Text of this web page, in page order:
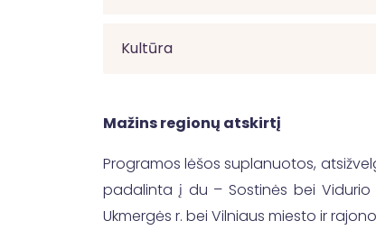
Kultūra
Mažins regionų atskirtį
Programos lėšos suplanuotos,
padalinta į du – Sostinės bei Vidurio
Ukmergės r. bei Vilniaus miesto ir